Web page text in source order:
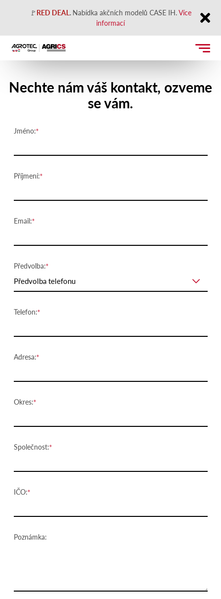
🚩RED DEAL. Nabídka akčních modelů CASE IH.Více
informací
Close
Nechte nám váš kontakt, ozveme
se vám.
Jméno:
Příjmení:
Email:
Předvolba:
Předvolba telefonu
Telefon:
Adresa:
Okres:
Společnost:
IČO:
Poznámka: